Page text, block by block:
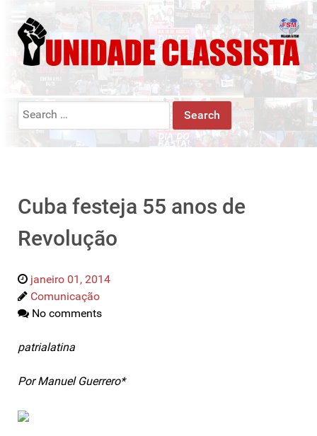
Search
Cuba festeja 55 anos de
Revolução
janeiro 01, 2014
Comunicação
No comments
patrialatina
Por Manuel Guerrero*